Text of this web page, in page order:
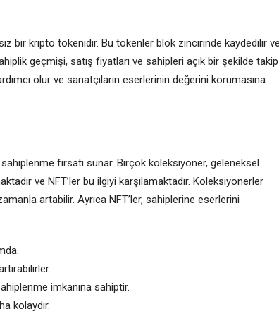
bir kripto tokenidir. Bu tokenler blok zincirinde kaydedilir
geçmişi, satış fiyatları ve sahipleri açık bir şekilde takip
olur ve sanatçıların eserlerinin değerini korumasına
fırsatı sunar. Birçok koleksiyoner, geleneksel
ve NFT’ler bu ilgiyi karşılamaktadır. Koleksiyonerler
artabilir. Ayrıca NFT’ler, sahiplerine eserlerini
imkanına sahiptir.
kolaydır.